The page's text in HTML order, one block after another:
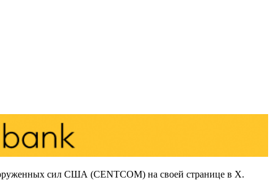
сил США (CENTCOM) на своей странице в X.